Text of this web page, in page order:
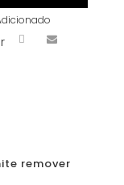
remover